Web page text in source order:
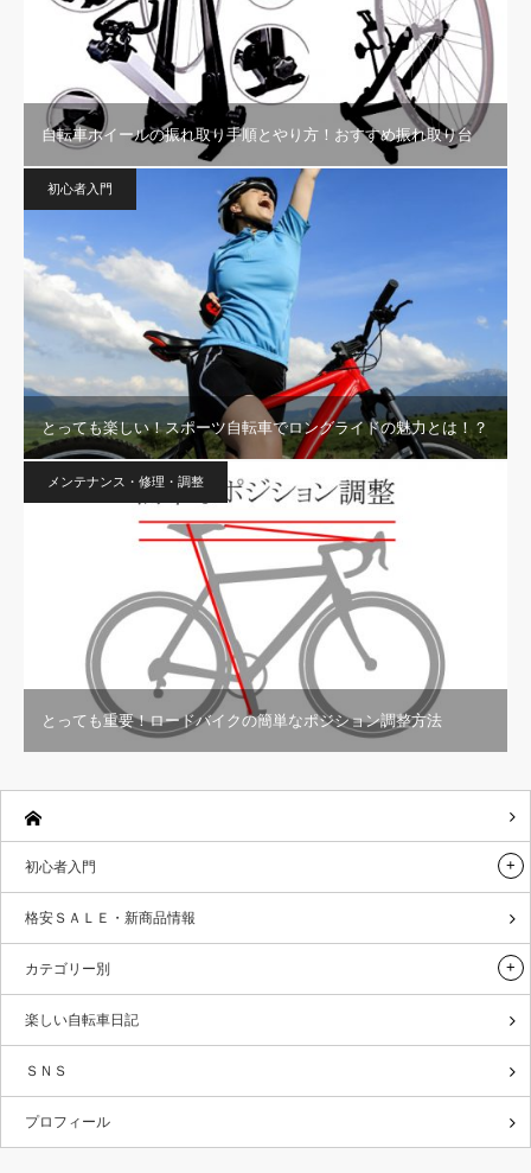
自転車ホイールの振れ取り手順とやり方！おすすめ振れ取り台
初心者入門
とっても楽しい！スポーツ自転車でロングライドの魅力とは！？
メンテナンス・修理・調整
とっても重要！ロードバイクの簡単なポジション調整方法
初心者入門
格安ＳＡＬＥ・新商品情報
カテゴリー別
楽しい自転車日記
ＳＮＳ
プロフィール